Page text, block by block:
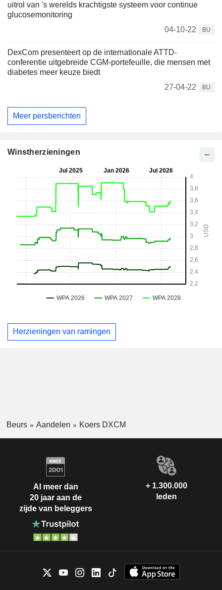
uitrol van 's werelds krachtigste systeem voor continue
glucosemonitoring
04-10-22
BU
DexCom presenteert op de internationale ATTD-
conferentie uitgebreide CGM-portefeuille, die mensen met
diabetes meer keuze biedt
27-04-22
BU
Meer persberichten
Winstherzieningen
Herzieningen van ramingen
Beurs Aandelen Koers DXCM
Al meer dan
20 jaar aan de
zijde van beleggers
+ 1.300.000
leden